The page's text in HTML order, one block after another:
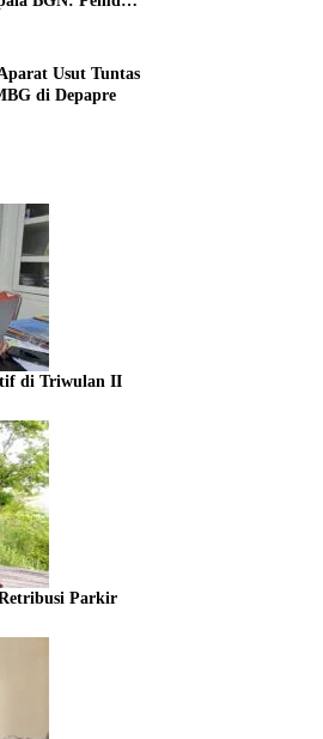
Usut Tuntas
di Depapre
di Triwulan II
Parkir